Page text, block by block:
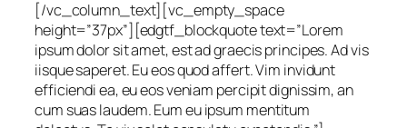
[/vc_column_text][vc_empty_space
height=”37px”][edgtf_blockquote text=”Lorem
ipsum dolor sit amet, est ad graecis principes. Ad vis
iisque saperet. Eu eos quod affert. Vim invidunt
efficiendi ea, eu eos veniam percipit dignissim, an
cum suas laudem. Eum eu ipsum mentitum